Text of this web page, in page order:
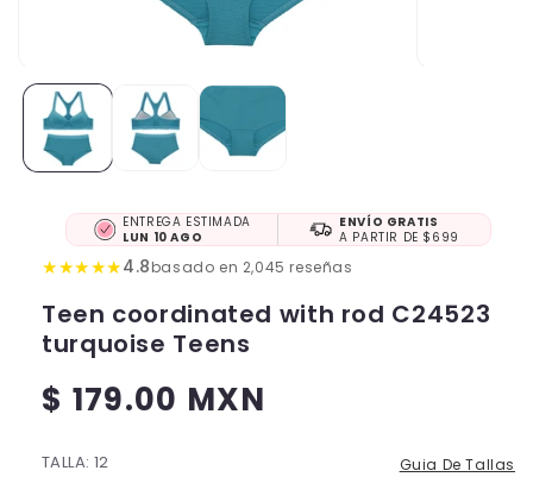
ENTREGA ESTIMADA
LUN 10 AGO
ENVÍO GRATIS
A PARTIR DE $699
★★★★★4.8basado en 2,045 reseñas
Teen coordinated with rod C24523
turquoise Teens
Regular
$ 179.00 MXN
TALLA: 12 Guia De Tallas